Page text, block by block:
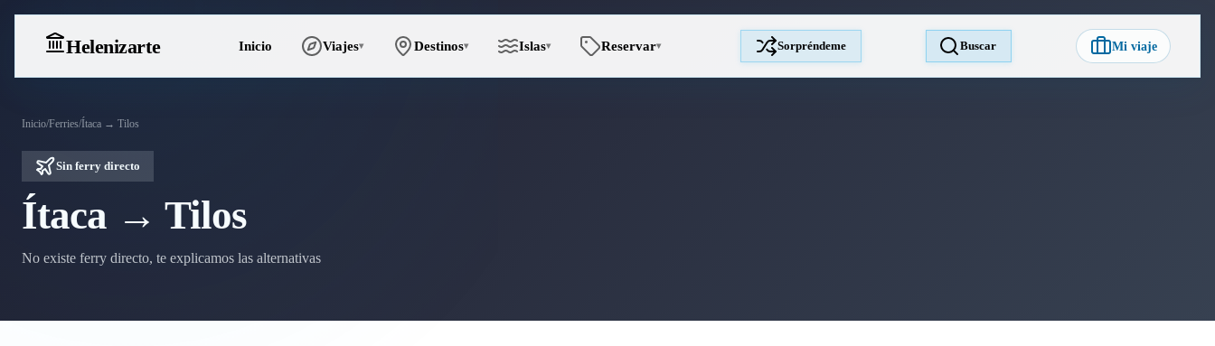
Helenizarte Inicio Viajes▾ Destinos▾ Islas▾ Reservar▾ Sorpréndeme Buscar Mi viaje
Inicio/Ferries/Ítaca → Tilos
Sin ferry directo
Ítaca → Tilos
No existe ferry directo, te explicamos las alternativas